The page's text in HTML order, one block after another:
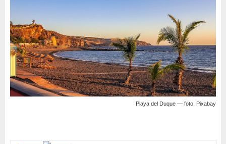
Playa del Duque — foto: Pixabay